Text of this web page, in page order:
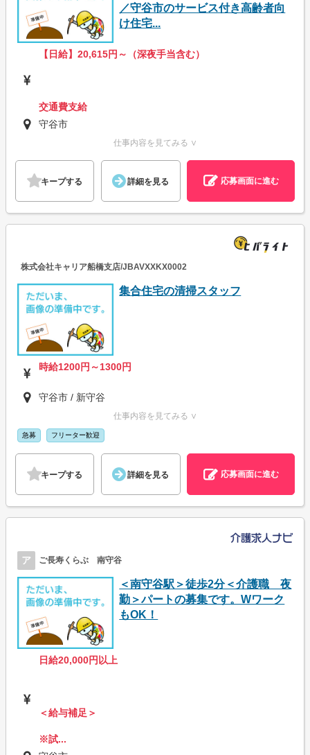
／守谷市のサービス付き高齢者向
け住宅...
【日給】20,615円～（深夜手当含む）
交通費支給
守谷市
仕事内容を見てみる ∨
キープする 詳細を見る 応募画面に進む
株式会社キャリア船橋支店/JBAVXXKX0002
集合住宅の清掃スタッフ
時給1200円～1300円
守谷市 / 新守谷
仕事内容を見てみる ∨
急募 フリーター歓迎
キープする 詳細を見る 応募画面に進む
ア ご長寿くらぶ 南守谷
＜南守谷駅＞徒歩2分＜介護職 夜
勤＞パートの募集です。Wワーク
もOK！
日給20,000円以上
＜給与補足＞
※試...